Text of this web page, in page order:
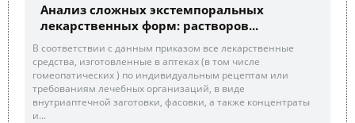
Анализ сложных экстемпоральных
лекарственных форм: растворов...
В соответствии с данным приказом все лекарственные
средства, изготовленные в аптеках (в том числе
гомеопатических ) по индивидуальным рецептам или
требованиям лечебных организаций, в виде
внутриаптечной заготовки, фасовки, а также концентраты
и...